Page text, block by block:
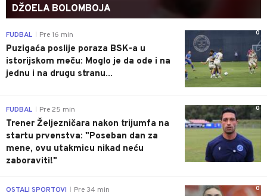
DŽOELA BOLOMBOJA
0
FUDBAL Pre 16 min
Puzigaća poslije poraza BSK-a u
istorijskom meču: Moglo je da ode i na
jednu i na drugu stranu...
0
FUDBAL Pre 25 min
Trener Željezničara nakon trijumfa na
startu prvenstva: "Poseban dan za
mene, ovu utakmicu nikad neću
zaboraviti!"
0
OSTALI SPORTOVI Pre 34 min